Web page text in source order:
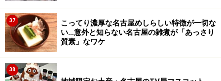
37
こってり濃厚な名古屋めしらしい特徴が一切な
い…意外と知らない名古屋の雑煮が「あっさり
質素」なワケ
38